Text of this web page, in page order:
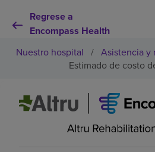
Regrese a
Encompass Health
Por qué debe elegirnos
Nuestro hospital / Asistencia y
Estimado de costo